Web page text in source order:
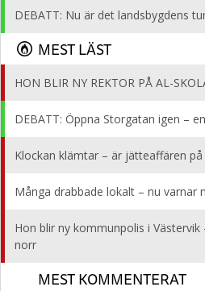
DEBATT: Nu är det landsbygdens
MEST LÄST
HON BLIR NY REKTOR PÅ AL-
DEBATT: Öppna Storgatan igen –
Klockan klämtar – är jätteaffären
Många drabbade lokalt – nu varnar
Hon blir ny kommunpolis i
norr
MEST KOMMENTERAT